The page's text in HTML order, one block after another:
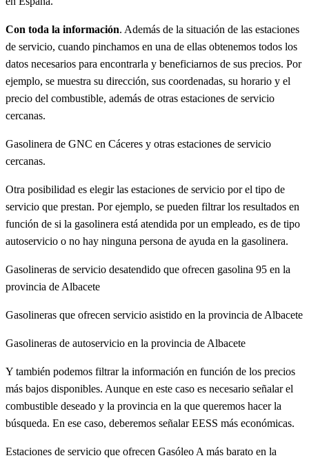
Con toda la información. Además de la situación de las estaciones
de servicio, cuando pinchamos en una de ellas obtenemos todos los
datos necesarios para encontrarla y beneficiarnos de sus precios. Por
ejemplo, se muestra su dirección, sus coordenadas, su horario y el
precio del combustible, además de otras estaciones de servicio
cercanas.
Gasolinera de GNC en Cáceres y otras estaciones de servicio
cercanas.
Otra posibilidad es elegir las estaciones de servicio por el tipo de
servicio que prestan. Por ejemplo, se pueden filtrar los resultados en
función de si la gasolinera está atendida por un empleado, es de tipo
autoservicio o no hay ninguna persona de ayuda en la gasolinera.
Gasolineras de servicio desatendido que ofrecen gasolina 95 en la
provincia de Albacete
Gasolineras que ofrecen servicio asistido en la provincia de Albacete
Gasolineras de autoservicio en la provincia de Albacete
Y también podemos filtrar la información en función de los precios
más bajos disponibles. Aunque en este caso es necesario señalar el
combustible deseado y la provincia en la que queremos hacer la
búsqueda. En ese caso, deberemos señalar EESS más económicas.
Estaciones de servicio que ofrecen Gasóleo A más barato en la